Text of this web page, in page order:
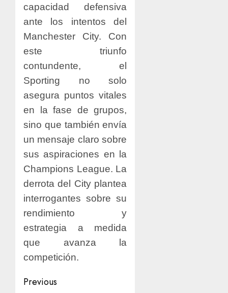
capacidad defensiva
ante los intentos del
Manchester City. Con
este triunfo
contundente, el
Sporting no solo
asegura puntos vitales
en la fase de grupos,
sino que también envía
un mensaje claro sobre
sus aspiraciones en la
Champions League. La
derrota del City plantea
interrogantes sobre su
rendimiento y
estrategia a medida
que avanza la
competición.
Previous